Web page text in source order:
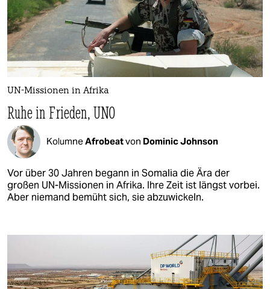
UN-Missionen in Afrika
Ruhe in Frieden, UNO
KolumneAfrobeatvon Dominic Johnson
Vor über 30 Jahren begann in Somalia die Ära der
großen UN-Missionen in Afrika. Ihre Zeit ist längst vorbei.
Aber niemand bemüht sich, sie abzuwickeln.